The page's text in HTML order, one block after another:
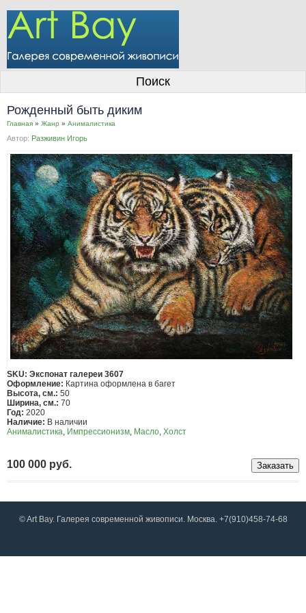
Информация для покупателей
Контакты
Личный кабинет
Поиск
Рожденный быть диким
Главная » Жанр » Анималистика
Автор: Разживин Игорь
SKU: Экспонат галереи 3607
Оформление: Картина оформлена в багет
Высота, см.: 50
Ширина, см.: 70
Год: 2020
Наличие: В наличии
Анималистика, Импрессионизм, Масло, Холст
100 000 руб.
© Art Bay. Галерея современной живописи. Москва. +7(910)458-74-68